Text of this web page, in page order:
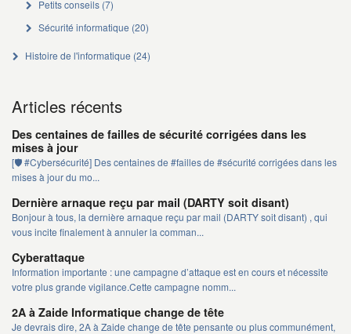
Petits conseils(7)
Sécurité informatique (20)
Histoire de l'informatique (24)
Articles récents
Des centaines de failles de sécurité corrigées dans les
mises à jour
[🛡️ #Cybersécurité] Des centaines de #failles de #sécurité corrigées dans les
mises à jour du mo...
Dernière arnaque reçu par mail (DARTY soit disant)
Bonjour à tous, la dernière arnaque reçu par mail (DARTY soit disant) , qui
vous incite finalement à annuler la comman...
Cyberattaque
Information importante : une campagne d’attaque est en cours et nécessite
votre plus grande vigilance.Cette campagne nomm...
2A à Zaide Informatique change de tête
Je devrais dire, 2A à Zaide change de tête pensante ou plus communément,